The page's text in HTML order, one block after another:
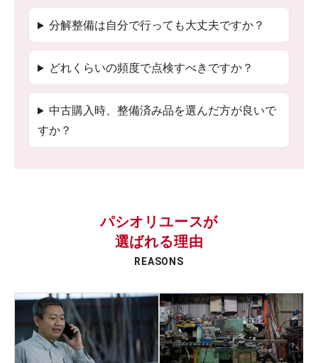
分解整備は自分で行っても大丈夫ですか？
どれくらいの頻度で点検すべきですか？
中古購入時、整備済み品を選んだ方が良いで
すか？
パシオリユースが
選ばれる理由
REASONS